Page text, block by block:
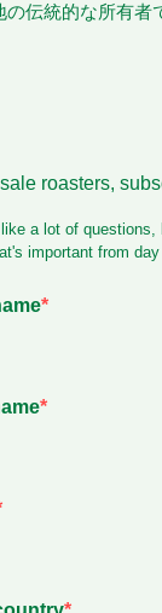
伝統的な所有